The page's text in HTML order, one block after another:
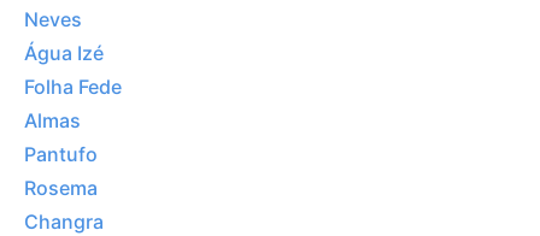
Neves
Água Izé
Folha Fede
Almas
Pantufo
Rosema
Changra